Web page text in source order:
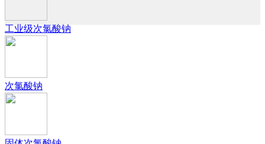
工业级次氯酸钠
次氯酸钠